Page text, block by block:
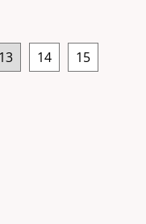
13 14 15